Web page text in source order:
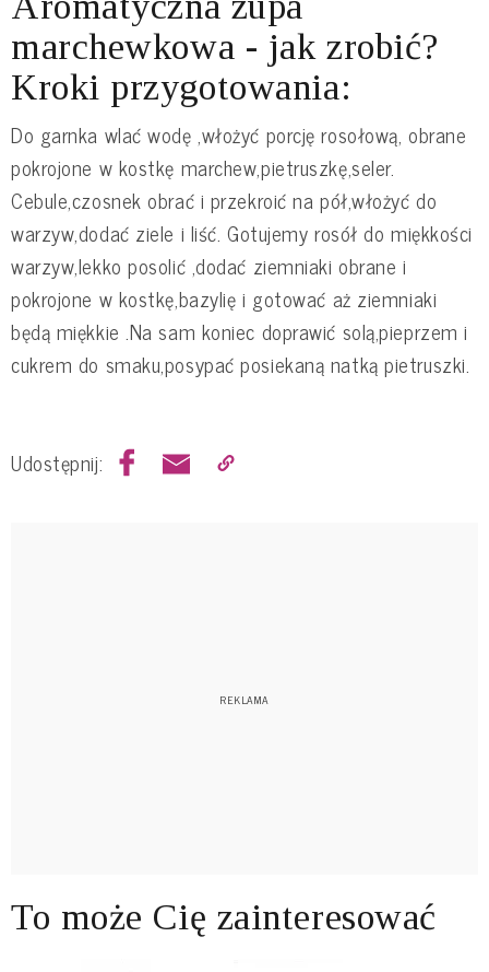
marchewkowa - jak zrobić?
Kroki przygotowania:
Do garnka wlać wodę ,włożyć porcję rosołową, obrane
pokrojone w kostkę marchew,pietruszkę,seler.
Cebule,czosnek obrać i przekroić na pół,włożyć do
warzyw,dodać ziele i liść. Gotujemy rosół do miękkości
warzyw,lekko posolić ,dodać ziemniaki obrane i
pokrojone w kostkę,bazylię i gotować aż ziemniaki
będą miękkie .Na sam koniec doprawić solą,pieprzem i
cukrem do smaku,posypać posiekaną natką pietruszki.
Udostępnij:
To może Cię zainteresować